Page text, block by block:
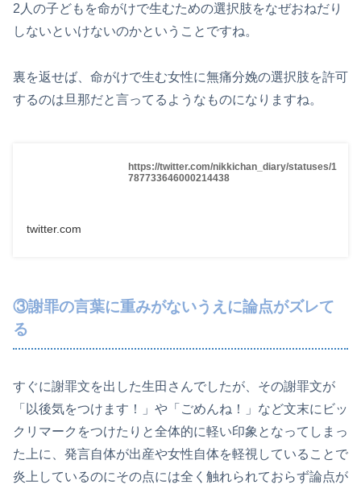
2人の子どもを命がけで生むための選択肢をなぜおねだり
しないといけないのかということですね。
裏を返せば、命がけで生む女性に無痛分娩の選択肢を許可
するのは旦那だと言ってるようなものになりますね。
https://twitter.com/nikkichan_diary/statuses/1
787733646000214438
twitter.com
③謝罪の言葉に重みがないうえに論点がズレて
る
すぐに謝罪文を出した生田さんでしたが、その謝罪文が
「以後気をつけます！」や「ごめんね！」など文末にビッ
クリマークをつけたりと全体的に軽い印象となってしまっ
た上に、発言自体が出産や女性自体を軽視していることで
炎上しているのにその点には全く触れられておらず論点が